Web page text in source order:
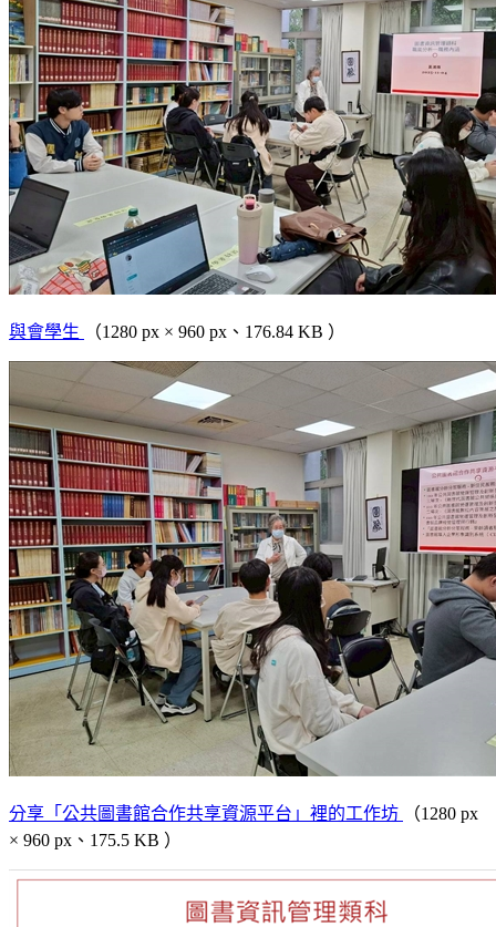
與會學生 （1280 px × 960 px、176.84 KB ）
分享「公共圖書館合作共享資源平台」裡的工作坊
（1280 px
× 960 px、175.5 KB ）